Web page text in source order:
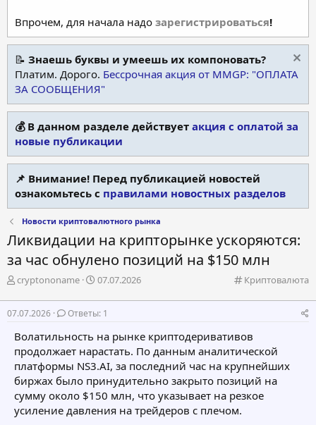
Впрочем, для начала надо зарегистрироваться!
📝 Знаешь буквы и умеешь их компоновать?
Платим. Дорого. Бессрочная акция от MMGP: "ОПЛАТА
ЗА СООБЩЕНИЯ"
💰 В данном разделе действует акция с оплатой за
новые публикации
📌 Внимание! Перед публикацией новостей
ознакомьтесь с правилами новостных разделов
Новости криптовалютного рынка
Ликвидации на крипторынке ускоряются:
за час обнулено позиций на $150 млн
К
т
о
р
и
я
Криптовалюта
А
т
о
т
е
м
ы
cryptononame
Д
т
а
а
ч
а
л
а
07.07.2026
07.07.2026 Ответы: 1
Волатильность на рынке криптодеривативов
продолжает нарастать. По данным аналитической
платформы NS3.AI, за последний час на крупнейших
биржах было принудительно закрыто позиций на
сумму около $150 млн, что указывает на резкое
усиление давления на трейдеров с плечом.